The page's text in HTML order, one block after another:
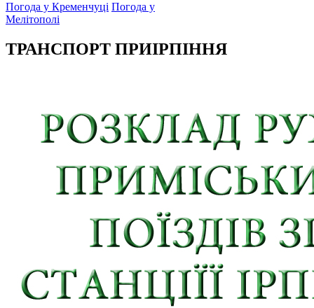
Погода у Кременчуці Погода у
Мелітополі
ТРАНСПОРТ ПРИІРПІННЯ